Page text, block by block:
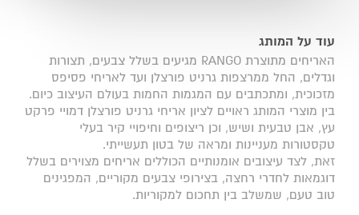
עוד על המותג
האריחים מתוצרת RANGO מגיעים בשלל צבעים, תצורות
וגדלים, החל ממרצפות גרניט פורצלן ועד לאריחי פסיפס
מזכוכית, ומתכתבים עם המגמות החמות בעולם העיצוב כיום.
בין מוצרי המותג ראויים לציון אריחי גרניט פורצלן דמויי פרקט
עץ, אבן טבעית ושיש, וכן ריצופים וחיפויי קיר בעלי
טקסטורות מעניינות ומראה של בטון תעשייתי.
זאת, לצד עיצובים אומנותיים הכוללים אריחים מצוירים בשלל
דוגמאות לחדרי רחצה, בצירופי צבעים מקוריים, המפגינים
טוב טעם, שמשלב בין תחכום למקוריות.